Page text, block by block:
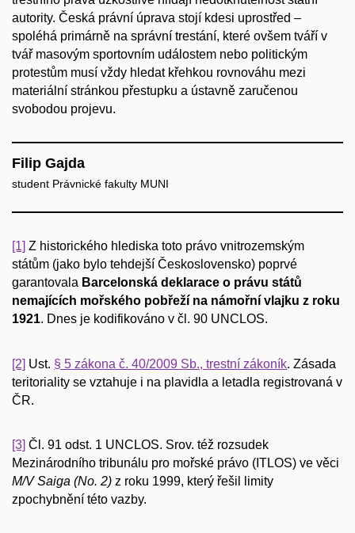
autority. Česká právní úprava stojí kdesi uprostřed –
spoléhá primárně na správní trestání, které ovšem tváří v
tvář masovým sportovním událostem nebo politickým
protestům musí vždy hledat křehkou rovnováhu mezi
materiální stránkou přestupku a ústavně zaručenou
svobodou projevu.
Filip Gajda
student Právnické fakulty MUNI
[1] Z historického hlediska toto právo vnitrozemským
státům (jako bylo tehdejší Československo) poprvé
garantovala Barcelonská deklarace o právu států
nemajících mořského pobřeží na námořní vlajku z roku
1921. Dnes je kodifikováno v čl. 90 UNCLOS.
[2] Ust. § 5 zákona č. 40/2009 Sb., trestní zákoník. Zásada
teritoriality se vztahuje i na plavidla a letadla registrovaná v
ČR.
[3] Čl. 91 odst. 1 UNCLOS. Srov. též rozsudek
Mezinárodního tribunálu pro mořské právo (ITLOS) ve věci
M/V Saiga (No. 2) z roku 1999, který řešil limity
zpochybnění této vazby.